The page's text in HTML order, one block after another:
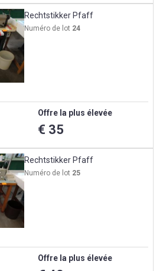
Rechtstikker Pfaff
Numéro de lot 24
Offre la plus élevée
€ 35
Rechtstikker Pfaff
Numéro de lot 25
Offre la plus élevée